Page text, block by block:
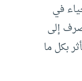
في
إلى
بكل ما